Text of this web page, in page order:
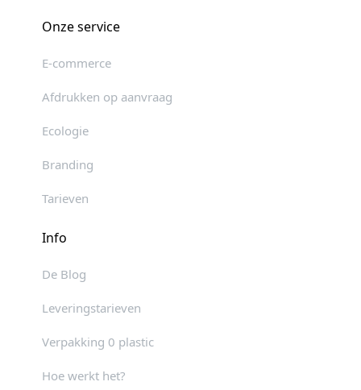
Onze service
E-commerce
Afdrukken op aanvraag
Ecologie
Branding
Tarieven
Info
De Blog
Leveringstarieven
Verpakking 0 plastic
Hoe werkt het?